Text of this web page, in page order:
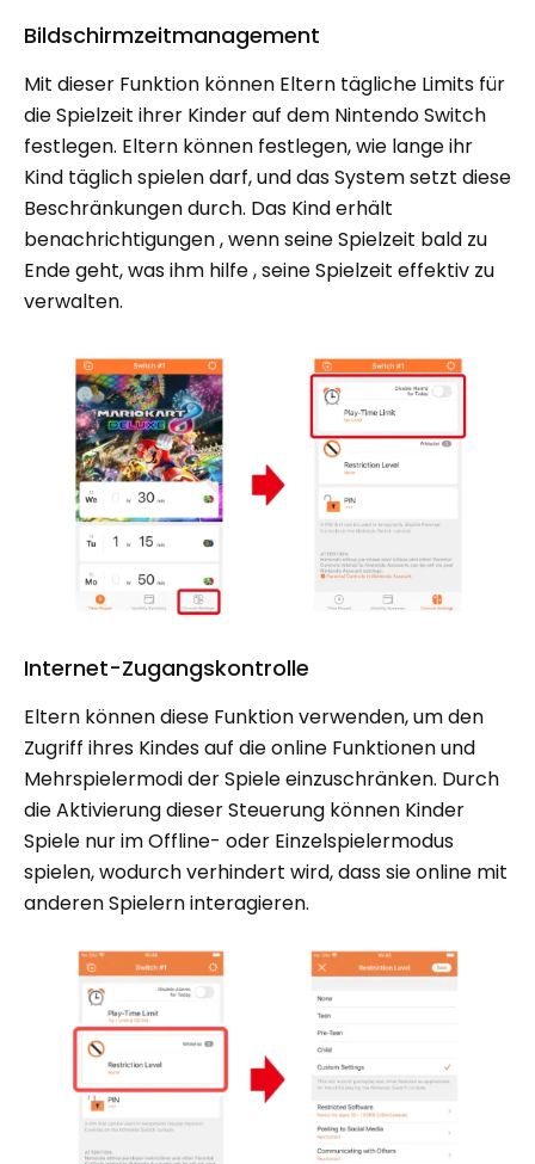
Bildschirmzeitmanagement
Mit dieser Funktion können Eltern tägliche Limits für
die Spielzeit ihrer Kinder auf dem Nintendo Switch
festlegen. Eltern können festlegen, wie lange ihr
Kind täglich spielen darf, und das System setzt diese
Beschränkungen durch. Das Kind erhält
benachrichtigungen , wenn seine Spielzeit bald zu
Ende geht, was ihm hilfe , seine Spielzeit effektiv zu
verwalten.
Internet-Zugangskontrolle
Eltern können diese Funktion verwenden, um den
Zugriff ihres Kindes auf die online Funktionen und
Mehrspielermodi der Spiele einzuschränken. Durch
die Aktivierung dieser Steuerung können Kinder
Spiele nur im Offline- oder Einzelspielermodus
spielen, wodurch verhindert wird, dass sie online mit
anderen Spielern interagieren.